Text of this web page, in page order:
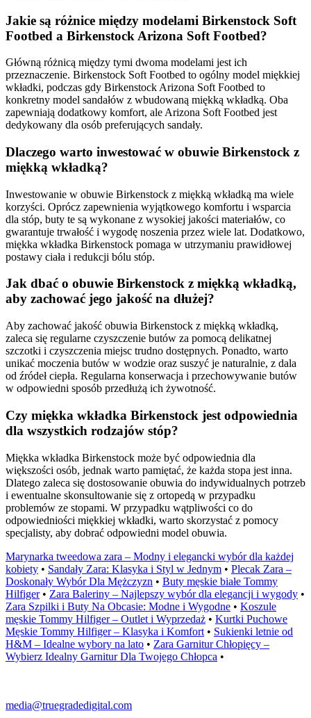
Jakie są różnice między modelami Birkenstock Soft
Footbed a Birkenstock Arizona Soft Footbed?
Główną różnicą między tymi dwoma modelami jest ich
przeznaczenie. Birkenstock Soft Footbed to ogólny model miękkiej
wkładki, podczas gdy Birkenstock Arizona Soft Footbed to
konkretny model sandałów z wbudowaną miękką wkładką. Oba
zapewniają dodatkowy komfort, ale Arizona Soft Footbed jest
dedykowany dla osób preferujących sandały.
Dlaczego warto inwestować w obuwie Birkenstock z
miękką wkładką?
Inwestowanie w obuwie Birkenstock z miękką wkładką ma wiele
korzyści. Oprócz zapewnienia wyjątkowego komfortu i wsparcia
dla stóp, buty te są wykonane z wysokiej jakości materiałów, co
gwarantuje trwałość i wygodę noszenia przez wiele lat. Dodatkowo,
miękka wkładka Birkenstock pomaga w utrzymaniu prawidłowej
postawy ciała i redukcji bólu stóp.
Jak dbać o obuwie Birkenstock z miękką wkładką,
aby zachować jego jakość na dłużej?
Aby zachować jakość obuwia Birkenstock z miękką wkładką,
zaleca się regularne czyszczenie butów za pomocą delikatnej
szczotki i czyszczenia miejsc trudno dostępnych. Ponadto, warto
unikać moczenia butów w wodzie oraz suszyć je naturalnie, z dala
od źródeł ciepła. Regularna konserwacja i przechowywanie butów
w odpowiedni sposób przedłużą ich żywotność.
Czy miękka wkładka Birkenstock jest odpowiednia
dla wszystkich rodzajów stóp?
Miękka wkładka Birkenstock może być odpowiednia dla
większości osób, jednak warto pamiętać, że każda stopa jest inna.
Dlatego zaleca się dostosowanie obuwia do indywidualnych potrzeb
i ewentualne skonsultowanie się z ortopedą w przypadku
problemów ze stopami. W przypadku wątpliwości co do
odpowiedniości miękkiej wkładki, warto skorzystać z pomocy
specjalisty, aby dobrać odpowiedni model obuwia.
Marynarka tweedowa zara – Modny i elegancki wybór dla każdej
kobiety • Sandały Zara: Klasyka i Styl w Jednym • Plecak Zara –
Doskonały Wybór Dla Mężczyzn • Buty męskie białe Tommy
Hilfiger• Zara Baleriny – Najlepszy wybór dla elegancji i wygody •
Zara Szpilki i Buty Na Obcasie: Modne i Wygodne • Koszule
męskie Tommy Hilfiger – Outlet i Wyprzedaż • Kurtki Puchowe
Męskie Tommy Hilfiger – Klasyka i Komfort • Sukienki letnie od
H&M – Idealne wybory na lato • Zara Garnitur Chłopięcy –
Wybierz Idealny Garnitur Dla Twojego Chłopca •
media@truegradedigital.com